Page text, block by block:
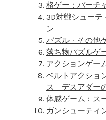
格ゲー：バーチ
3D対戦シューテ
ン
パズル・その他
落ち物パズルゲ
アクションゲー
ベルトアクショ
ス デスアダー
体感ゲーム：ス
ガンシューティ